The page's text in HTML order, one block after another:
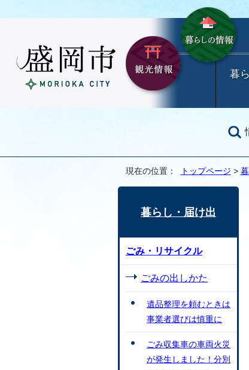
暮
現在の位置： トップページ >
暮らし・届け出
ごみ・リサイクル
ごみの出しかた
遺品整理を頼むときは
事業者選びは慎重に
ごみ収集車の車両火災
が発生しました！分別